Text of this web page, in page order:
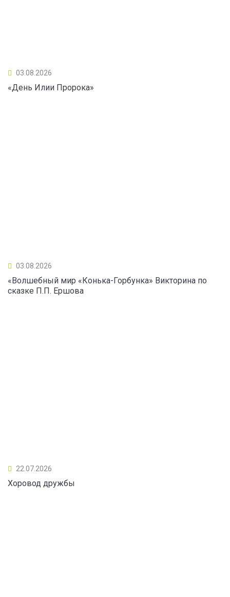
03.08.2026
«День Илии Пророка»
03.08.2026
«Волшебный мир «Конька-Горбунка» Викторина по
сказке П.П. Ершова
22.07.2026
Хоровод дружбы